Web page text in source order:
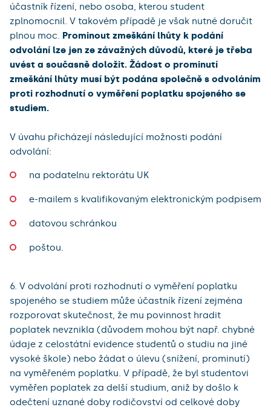
účastník řízení, nebo osoba, kterou student
zplnomocnil. V takovém případě je však nutné doručit
plnou moc. Prominout zmeškání lhůty k podání
odvolání lze jen ze závažných důvodů, které je třeba
uvést a současně doložit. Žádost o prominutí
zmeškání lhůty musí být podána společně s odvoláním
proti rozhodnutí o vyměření poplatku spojeného se
studiem.
V úvahu přicházejí následující možnosti podání
odvolání:
na podatelnu rektorátu UK
e-mailem s kvalifikovaným elektronickým podpisem
datovou schránkou
poštou.
6. V odvolání proti rozhodnutí o vyměření poplatku
spojeného se studiem může účastník řízení zejména
rozporovat skutečnost, že mu povinnost hradit
poplatek nevznikla (důvodem mohou být např. chybné
údaje z celostátní evidence studentů o studiu na jiné
vysoké škole) nebo žádat o úlevu (snížení, prominutí)
na vyměřeném poplatku. V případě, že byl studentovi
vyměřen poplatek za delší studium, aniž by došlo k
odečtení uznané doby rodičovství od celkové doby